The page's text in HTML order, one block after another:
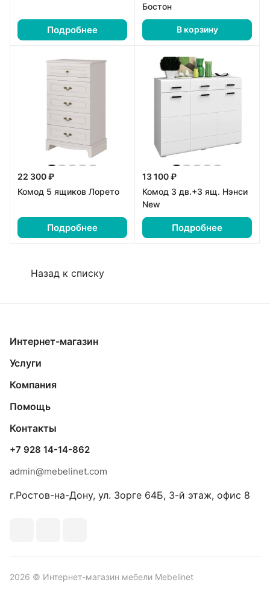
Подробнее
Бостон
В корзину
22 300 ₽
Комод 5 ящиков Лорето
Подробнее
13 100 ₽
Комод 3 дв.+3 ящ. Нэнси
New
Подробнее
Назад к списку
Интернет-магазин
Услуги
Компания
Помощь
Контакты
+7 928 14-14-862
admin@mebelinet.com
г.Ростов-на-Дону, ул. Зорге 64Б, 3-й этаж, офис 8
2026 © Интернет-магазин мебели Mebelinet